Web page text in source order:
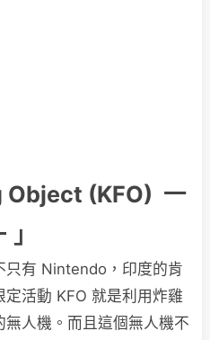
(KFO) 一
只有 Nintendo，印度的肯
活動 KFO 就是利用炸雞
人機。而且這個無人機不